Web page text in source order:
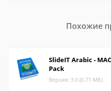
Похожие
SlideIT Arabic - MAC
Pack
Версия: 3.0 (0.71 МБ)